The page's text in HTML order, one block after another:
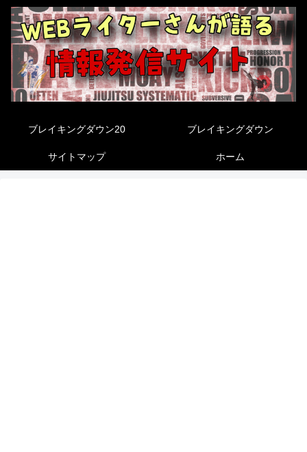
ブレイキングダウン20 ブレイキングダウン
サイトマップ ホーム